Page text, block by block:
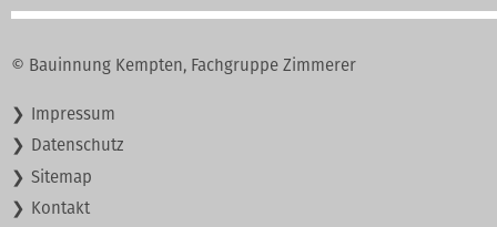
© Bauinnung Kempten, Fachgruppe Zimmerer
Navigation
überspringen
Impressum
Datenschutz
Sitemap
Kontakt